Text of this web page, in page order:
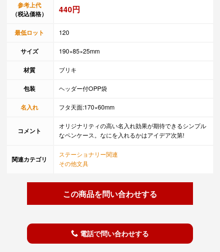
参考上代
（税込価格）
440円
最低ロット 120
サイズ 190×85×25mm
材質 ブリキ
包装 ヘッダー付OPP袋
名入れ フタ天面:170×60mm
コメント
オリジナリティの高い名入れ効果が期待できるシンプル
なペンケース。なにを入れるかはアイデア次第!
関連カテゴリ
ステーショナリー関連
その他文具
この商品を問い合わせする
電話で問い合わせする